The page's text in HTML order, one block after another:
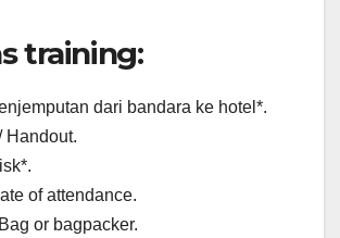
training:
dari bandara ke hotel*.
Handout.
of attendance.
or bagpacker.